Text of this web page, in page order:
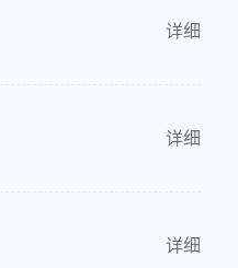
详细
详细
详细